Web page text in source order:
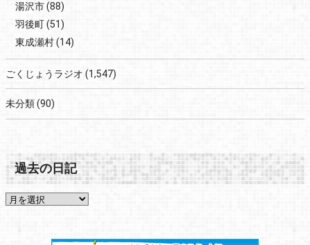
湯沢市(88)
羽後町(51)
東成瀬村(14)
ごくじょうラジオ (1,547)
未分類(90)
過去の日記